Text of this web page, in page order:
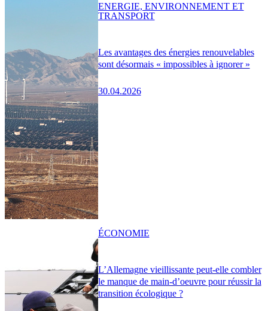
Les avantages des énergies renouvelables
sont désormais « impossibles à ignorer »
30.04.2026
ENERGIE, ENVIRONNEMENT ET
TRANSPORT
L’Allemagne vieillissante peut-elle combler
le manque de main-d’oeuvre pour réussir la
transition écologique ?
ÉCONOMIE